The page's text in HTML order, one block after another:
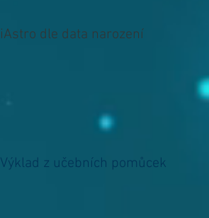
iAstro dle data narození
Výklad z učebních pomůcek